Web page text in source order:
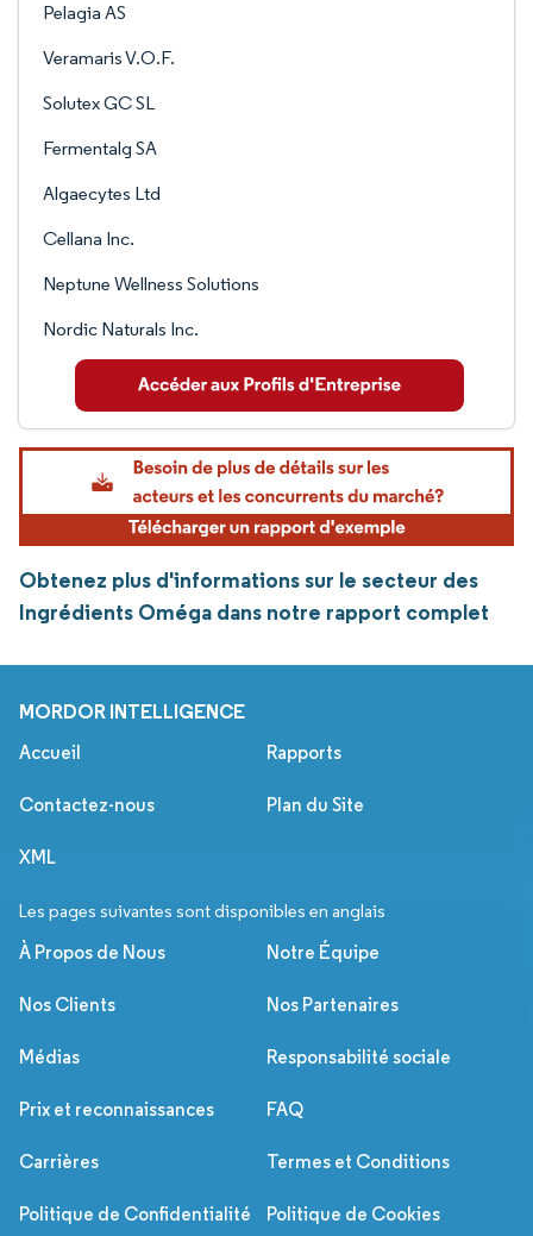
Pelagia AS
Veramaris V.O.F.
Solutex GC SL
Fermentalg SA
Algaecytes Ltd
Cellana Inc.
Neptune Wellness Solutions
Nordic Naturals Inc.
Obtenez plus d'informations sur le secteur des
Ingrédients Oméga dans notre rapport complet
MORDOR INTELLIGENCE
Accueil Rapports
Contactez-nous Plan du Site
XML
Les pages suivantes sont disponibles en anglais
À Propos de Nous Notre Équipe
Nos Clients Nos Partenaires
Médias Responsabilité sociale
Prix et reconnaissances FAQ
Carrières Termes et Conditions
Politique de Confidentialité Politique de Cookies